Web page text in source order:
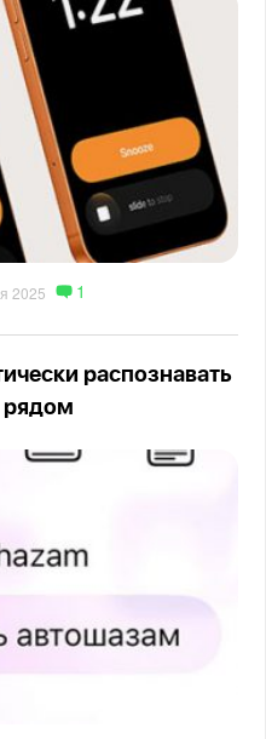
2025 1
распознавать
рядом